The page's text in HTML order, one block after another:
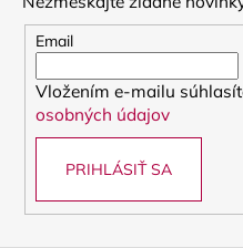
Email
Vložením e-mailu
osobných údajov
PRIHLÁSIŤ SA